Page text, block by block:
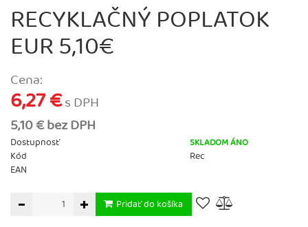
RECYKLAČNÝ POPLATOK
EUR 5,10€
Cena:
6,27 €s DPH
5,10 € bez DPH
Dostupnosť SKLADOM ÁNO
Kód
Rec
EAN
Pridať do košíka